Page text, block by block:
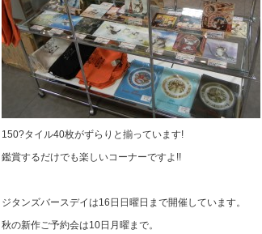
150?タイル40枚がずらりと揃っています!
鑑賞するだけでも楽しいコーナーですよ!!
ジタンズバースデイは16日日曜日まで開催しています。
秋の新作ご予約会は10日月曜まで。